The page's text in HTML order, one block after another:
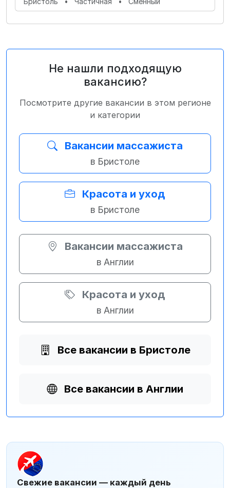
Не нашли подходящую
вакансию?
Посмотрите другие вакансии в этом регионе
и категории
Вакансии массажиста
в Бристоле
Красота и уход
в Бристоле
Вакансии массажиста
в Англии
Красота и уход
в Англии
Все вакансии в Бристоле
Все вакансии в Англии
Свежие вакансии — каждый день